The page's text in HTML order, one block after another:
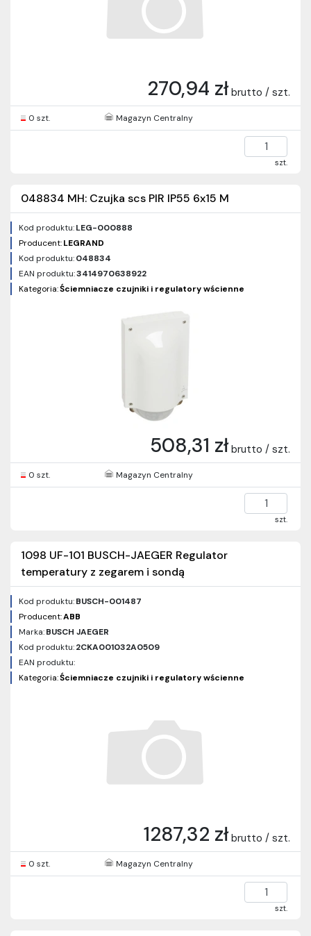
270,94 zł brutto / szt.
0 szt. Magazyn Centralny
szt.
048834 MH: Czujka scs PIR IP55 6x15 M
Kod produktu:LEG-000888
Producent:LEGRAND
Kod produktu:048834
EAN produktu:3414970638922
Kategoria:Ściemniacze czujniki i regulatory wścienne
508,31 zł brutto / szt.
0 szt. Magazyn Centralny
szt.
1098 UF-101 BUSCH-JAEGER Regulator
temperatury z zegarem i sondą
Kod produktu:BUSCH-001487
Producent:ABB
Marka:BUSCH JAEGER
Kod produktu:2CKA001032A0509
EAN produktu:
Kategoria:Ściemniacze czujniki i regulatory wścienne
1287,32 zł brutto / szt.
0 szt. Magazyn Centralny
szt.